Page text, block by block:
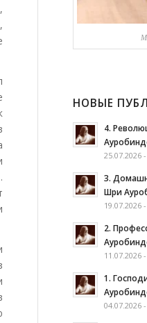
НОВЫЕ
4.
25.07.2026
3.
Шри
19.07.2026
2.
11.07.2026
1.
04.07.2026